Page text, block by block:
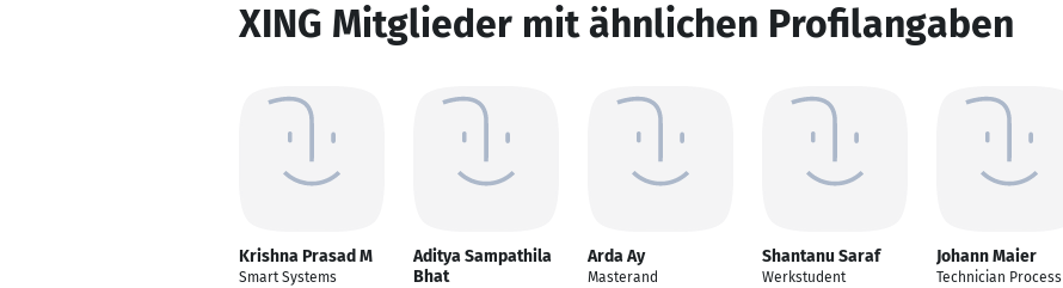
XING Mitglieder mit ähnlichen Profilangaben
Krishna Prasad M
Smart Systems
Aditya Sampathila
Bhat
Arda Ay
Masterand
Shantanu Saraf
Werkstudent
Johann Maier
Technician Process